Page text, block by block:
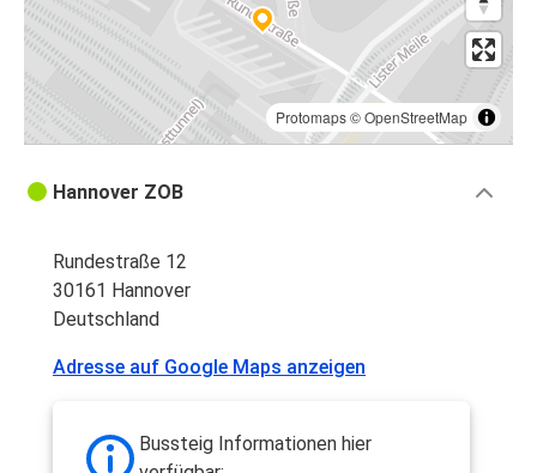
Protomaps©OpenStreetMap
Hannover ZOB
Rundestraße 12
30161 Hannover
Deutschland
Adresse auf Google Maps anzeigen
Bussteig Informationen hier